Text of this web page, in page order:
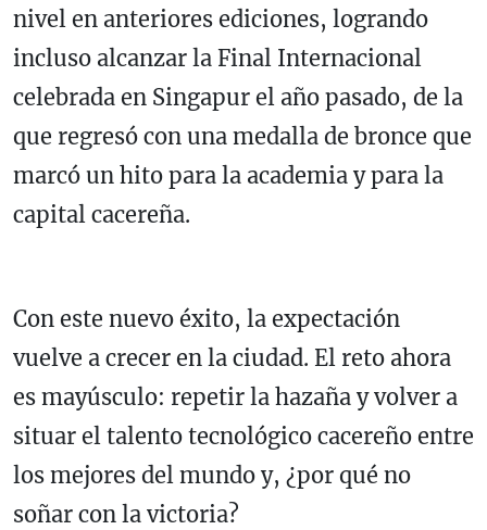
nivel en anteriores ediciones, logrando
incluso alcanzar la Final Internacional
celebrada en Singapur el año pasado, de la
que regresó con una medalla de bronce que
marcó un hito para la academia y para la
capital cacereña.
Con este nuevo éxito, la expectación
vuelve a crecer en la ciudad. El reto ahora
es mayúsculo: repetir la hazaña y volver a
situar el talento tecnológico cacereño entre
los mejores del mundo y, ¿por qué no
soñar con la victoria?